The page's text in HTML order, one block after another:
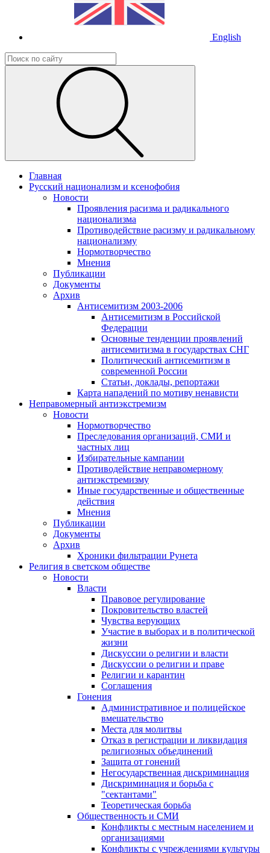
English
Главная
Русский национализм и ксенофобия
Новости
Проявления расизма и радикального
национализма
Противодействие расизму и радикальному
национализму
Нормотворчество
Мнения
Публикации
Документы
Архив
Антисемитизм 2003-2006
Антисемитизм в Российской
Федерации
Основные тенденции проявлений
антисемитизма в государствах СНГ
Политический антисемитизм в
современной России
Статьи, доклады, репортажи
Карта нападений по мотиву ненависти
Неправомерный антиэкстремизм
Новости
Нормотворчество
Преследования организаций, СМИ и
частных лиц
Избирательные кампании
Противодействие неправомерному
антиэкстремизму
Иные государственные и общественные
действия
Мнения
Публикации
Документы
Архив
Хроники фильтрации Рунета
Религия в светском обществе
Новости
Власти
Правовое регулирование
Покровительство властей
Чувства верующих
Участие в выборах и в политической
жизни
Дискуссии о религии и власти
Дискуссии о религии и праве
Религии и карантин
Соглашения
Гонения
Административное и полицейское
вмешательство
Места для молитвы
Отказ в регистрации и ликвидация
религиозных объединений
Защита от гонений
Негосударственная дискриминация
Дискриминация и борьба с
"сектантами"
Теоретическая борьба
Общественность и СМИ
Конфликты с местным населением и
организациями
Конфликты с учреждениями культуры